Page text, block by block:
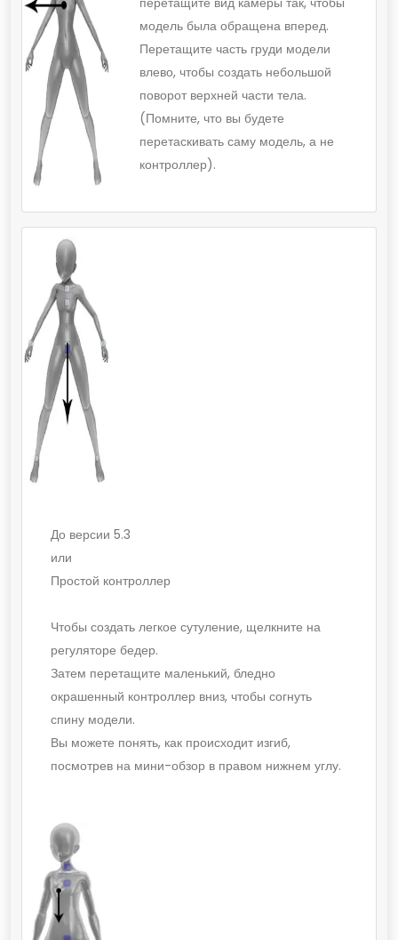
модель была обращена вперед.
Перетащите часть груди модели
влево, чтобы создать небольшой
поворот верхней части тела.
(Помните, что вы будете
перетаскивать саму модель, а не
контроллер).
До версии 5.3
или
Простой контроллер
Чтобы создать легкое сутуление, щелкните на
регуляторе бедер.
Затем перетащите маленький, бледно
окрашенный контроллер вниз, чтобы согнуть
спину модели.
Вы можете понять, как происходит изгиб,
посмотрев на мини-обзор в правом нижнем углу.